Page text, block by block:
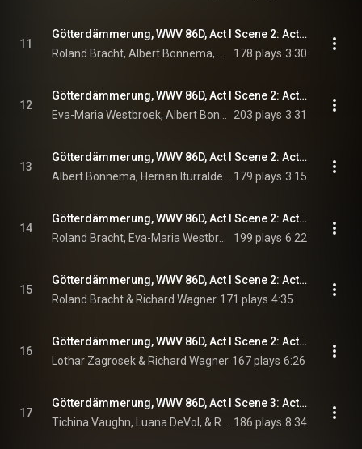
11
Götterdämmerung, WWV 86D, Act I Scene 2: Act I Scene 2: Begrusse froh, o Held (Gunther, Siegfried, Hagen)
178 plays 3:30
12
Götterdämmerung, WWV 86D, Act I Scene 2: Act I Scene 2: Willkommen, Gast, in Gibichs Haus! (Gutrune, Siegfried, Gunther)
203 plays 3:31
13
Götterdämmerung, WWV 86D, Act I Scene 2: Act I Scene 2: Hast du, Gunther, ein Weib? (Siegfried, Gunther)
179 plays 3:15
14
Götterdämmerung, WWV 86D, Act I Scene 2: Act I Scene 2: Blut-Bruderschaft schwore ein Eid! (Siegfried, Gunther, Hagen, Gutrune)
199 plays 6:22
15
Götterdämmerung, WWV 86D, Act I Scene 2: Act I Scene 2: Hier sitz' ich zur Wacht, wahre den Hof (Hagen)
Roland Bracht & Richard Wagner 171 plays 4:35
16
Götterdämmerung, WWV 86D, Act I Scene 2: Act I Scene 2: Orchesterzwischenspiel (Entr'acte)
Lothar Zagrosek & Richard Wagner 167 plays 6:26
17
Götterdämmerung, WWV 86D, Act I Scene 3: Act I Scene 3: Altgewohntes Gerausch (Brunnhilde, Waltraute)
186 plays 8:34